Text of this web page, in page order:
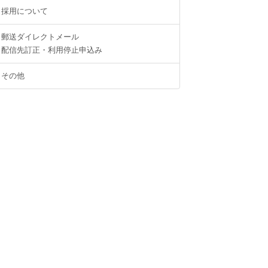
採用について
郵送ダイレクトメール
配信先訂正・利用停止申込み
その他